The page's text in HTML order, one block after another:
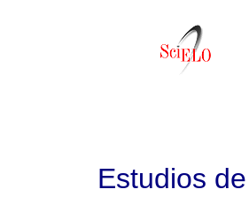
Estudios